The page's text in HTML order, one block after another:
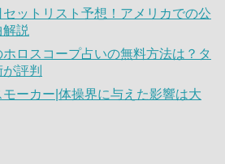
ットリスト予想！アメリカでの公
解説
ロスコープ占いの無料方法は？タ
評判
ーカー|体操界に与えた影響は大